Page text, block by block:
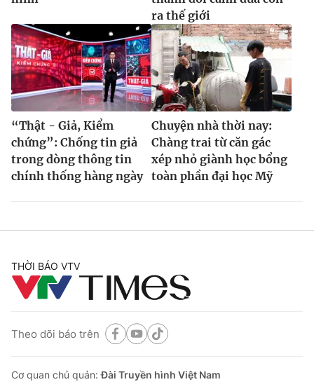
ra thế giới
“Thật - Giả, Kiểm
chứng”: Chống tin giả
trong dòng thông tin
chính thống hàng ngày
Chuyện nhà thời nay:
Chàng trai từ căn gác
xép nhỏ giành học bổng
toàn phần đại học Mỹ
THỜI BÁO VTV
Theo dõi báo trên
Cơ quan chủ quản:Đài Truyền hình Việt Nam